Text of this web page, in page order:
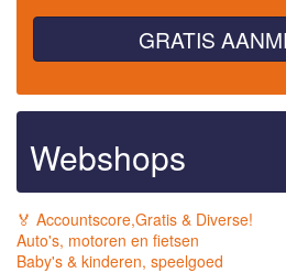
GRATIS
Webshops
🏅 Accountscore,Gratis & Diverse!
Auto's, motoren en fietsen
Baby's & kinderen, speelgoed